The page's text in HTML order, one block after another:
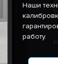
Наши
работу.